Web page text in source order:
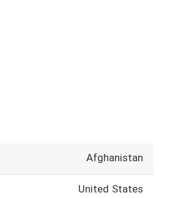
Afghanistan
United States